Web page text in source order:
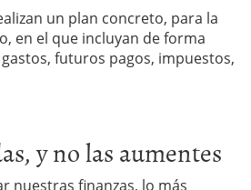
un plan concreto, para la
en el que incluyan de forma
futuros pagos, impuestos,
y no las aumentes
nuestras finanzas, lo más